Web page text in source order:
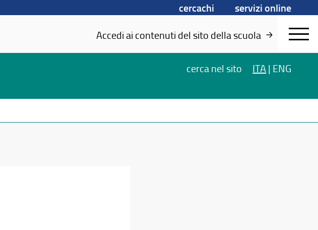
cercachi
servizi online
Accedi ai contenuti del sito della scuola
cerca nel sito ITA | ENG